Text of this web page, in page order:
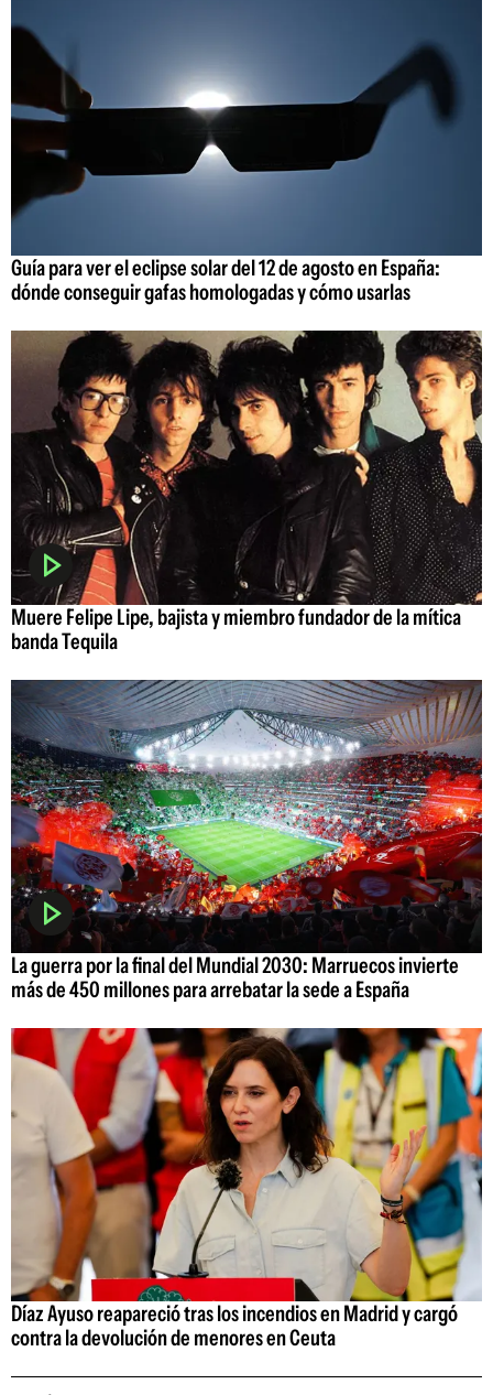
Guía para ver el eclipse solar del 12 de agosto en España:
dónde conseguir gafas homologadas y cómo usarlas
Muere Felipe Lipe, bajista y miembro fundador de la mítica
banda Tequila
La guerra por la final del Mundial 2030: Marruecos invierte
más de 450 millones para arrebatar la sede a España
Díaz Ayuso reapareció tras los incendios en Madrid y cargó
contra la devolución de menores en Ceuta